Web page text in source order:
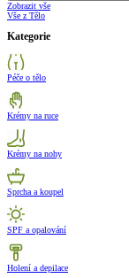
Zobrazit vše
Vše z Tělo
Kategorie
Péče o tělo
Krémy na ruce
Krémy na nohy
Sprcha a koupel
SPF a opalování
Holení a depilace